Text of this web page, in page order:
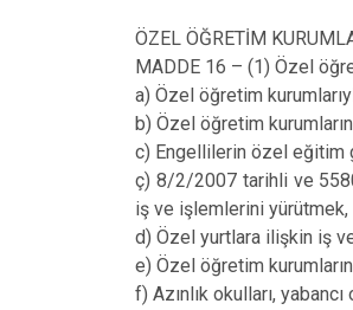
ÖZEL ÖĞRETİM
MADDE 16 – (1) Özel
a) Özel öğretim
b) Özel öğretim
c) Engellilerin özel
ç) 8/2/2007 tarihli ve 5580
iş ve işlemlerini yürütmek,
d) Özel yurtlara ilişkin iş
e) Özel öğretim
f) Azınlık okulları,